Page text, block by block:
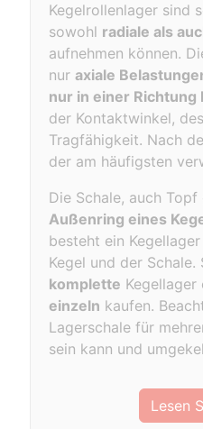
Kegelrollenlager sind
sowohl radiale als
aufnehmen können.
nuraxiale
nur in einer Richtung
der Kontaktwinkel,
Tragfähigkeit. Nach
der am häufigsten
Die Schale, auch
Außenring eines
besteht ein
Kegel und der Schale.
komplette
einzeln kaufen.
Lagerschale für
sein kann und
Lesen